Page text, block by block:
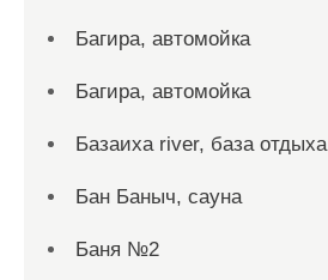
Багира, автомойка
Багира, автомойка
Базаиха river, база отдыха
Бан Баныч, сауна
Баня №2